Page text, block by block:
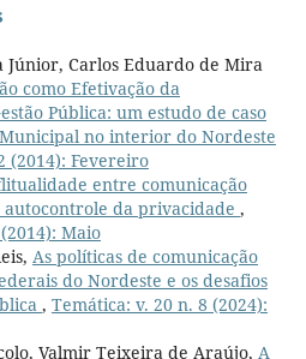
Júnior, Carlos Eduardo de Mira
como Efetivação da
Pública: um estudo de caso
no interior do Nordeste
(2014): Fevereiro
entre comunicação
da privacidade ,
Maio
As políticas de comunicação
do Nordeste e os desafios
, Temática: v. 20 n. 8 (2024):
Valmir Teixeira de Araújo, A